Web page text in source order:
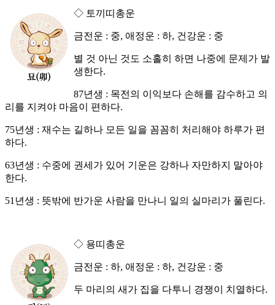
◇ 토끼띠총운
금전운 : 중, 애정운 : 하, 건강운 : 중
별 것 아닌 것도 소홀히 하면 나중에 문제가 발
생한다.
87년생 : 목전의 이익보다 손해를 감수하고 의
리를 지켜야 마음이 편하다.
75년생 : 재수는 길하나 모든 일을 꼼꼼히 처리해야 하루가 편
하다.
63년생 : 수중에 권세가 있어 기운은 강하나 자만하지 말아야
한다.
51년생 : 뜻밖에 반가운 사람을 만나니 일의 실마리가 풀린다.
◇ 용띠총운
금전운 : 하, 애정운 : 하, 건강운 : 중
두 마리의 새가 집을 다투니 경쟁이 치열하다.